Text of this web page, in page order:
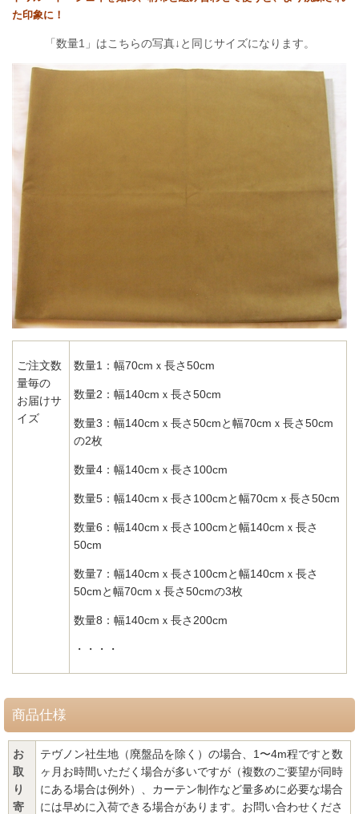
た印象に！
「数量1」はこちらの写真↓と同じサイズになります。
ご注文数
量毎の
お届けサ
イズ
数量1：幅70cmｘ長さ50cm
数量2：幅140cmｘ長さ50cm
数量3：幅140cmｘ長さ50cmと幅70cmｘ長さ50cm
の2枚
数量4：幅140cmｘ長さ100cm
数量5：幅140cmｘ長さ100cmと幅70cmｘ長さ50cm
数量6：幅140cmｘ長さ100cmと幅140cmｘ長さ
50cm
数量7：幅140cmｘ長さ100cmと幅140cmｘ長さ
50cmと幅70cmｘ長さ50cmの3枚
数量8：幅140cmｘ長さ200cm
・・・・
商品仕様
お
取
り
寄
テヴノン社生地（廃盤品を除く）の場合、1〜4m程ですと数
ヶ月お時間いただく場合が多いですが（複数のご要望が同時
にある場合は例外）、カーテン制作など量多めに必要な場合
には早めに入荷できる場合があります。お問い合わせくださ